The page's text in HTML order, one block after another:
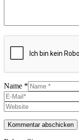
Name *